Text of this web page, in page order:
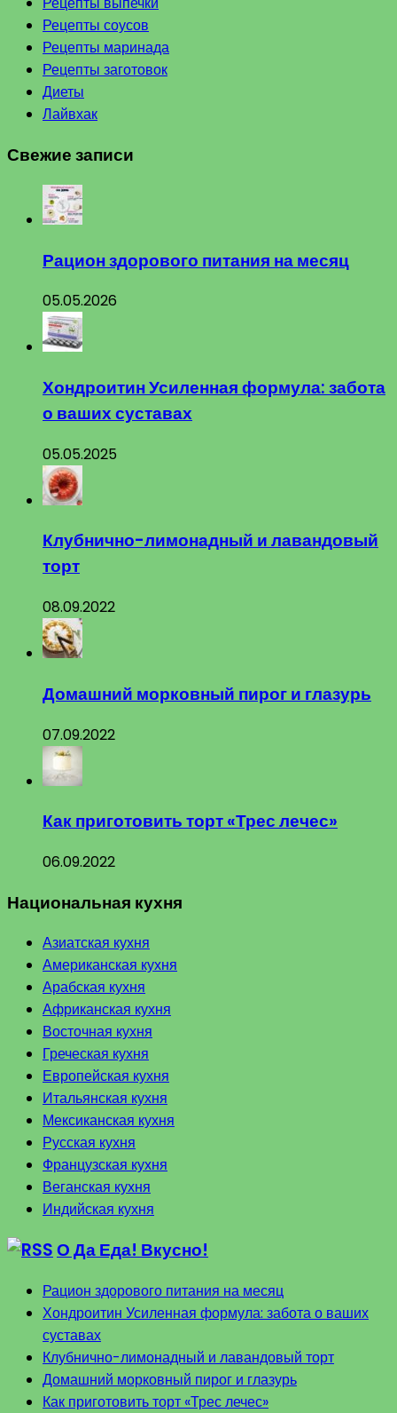
Рецепты соусов
Рецепты маринада
Рецепты заготовок
Диеты
Лайвхак
Свежие записи
Рацион здорового питания на месяц
05.05.2026
Хондроитин Усиленная формула: забота
о ваших суставах
05.05.2025
Клубнично-лимонадный и лавандовый
торт
08.09.2022
Домашний морковный пирог и глазурь
07.09.2022
Как приготовить торт «Трес лечес»
06.09.2022
Национальная кухня
Азиатская кухня
Американская кухня
Арабская кухня
Африканская кухня
Восточная кухня
Греческая кухня
Европейская кухня
Итальянская кухня
Мексиканская кухня
Русская кухня
Французская кухня
Веганская кухня
Индийская кухня
О Да Еда! Вкусно!
Рацион здорового питания на месяц
Хондроитин Усиленная формула: забота о ваших
суставах
Клубнично-лимонадный и лавандовый торт
Домашний морковный пирог и глазурь
Как приготовить торт «Трес лечес»